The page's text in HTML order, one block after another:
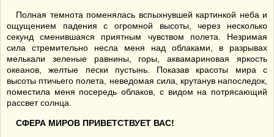
Полная темнота поменялась вспыхнувшей картинкой неба и
ощущением падения с огромной высоты, через несколько
секунд сменившаяся приятным чувством полета. Незримая
сила стремительно несла меня над облаками, в разрывах
мелькали зеленые равнины, горы, аквамариновая яркость
океанов, желтые пески пустынь. Показав красоты мира с
высоты птичьего полета, неведомая сила, крутанув напоследок,
поместила меня посередь облаков, с видом на потрясающий
рассвет солнца.
СФЕРА МИРОВ ПРИВЕТСТВУЕТ ВАС!